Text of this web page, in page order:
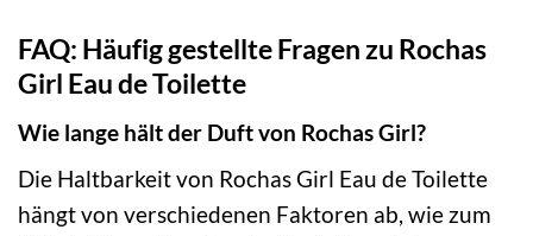
FAQ: Häufig gestellte Fragen zu Rochas
Girl Eau de Toilette
Wie lange hält der Duft von Rochas Girl?
Die Haltbarkeit von Rochas Girl Eau de Toilette
hängt von verschiedenen Faktoren ab, wie zum